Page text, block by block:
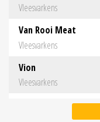
Vleesvarkens
Van Rooi Meat
Vleesvarkens
Vion
Vleesvarkens